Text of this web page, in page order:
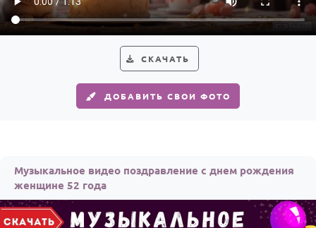
СКАЧАТЬ
ДОБАВИТЬ СВОИ ФОТО
Музыкальное видео поздравление с днем рождения
женщине 52 года